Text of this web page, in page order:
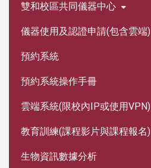
雙和校區共同儀器中心
儀器使用及認證申請(包含雲端)
預約系統
預約系統操作手冊
雲端系統(限校內IP或使用VPN)
教育訓練(課程影片與課程報名)
生物資訊數據分析